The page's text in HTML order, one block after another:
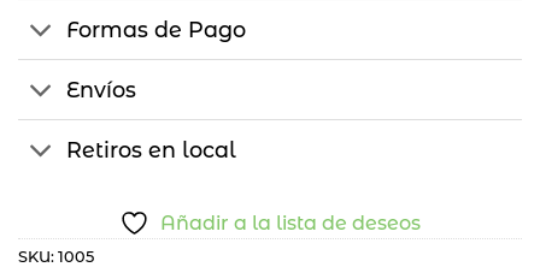
Formas de Pago
Envíos
Retiros en local
Añadir a la lista de deseos
SKU: 1005